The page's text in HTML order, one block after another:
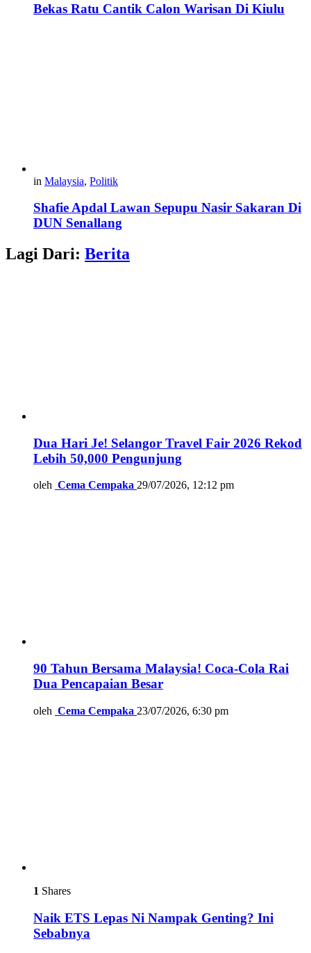
Bekas Ratu Cantik Calon Warisan Di Kiulu
in Malaysia, Politik
Shafie Apdal Lawan Sepupu Nasir Sakaran Di
DUN Senallang
Lagi Dari: Berita
Dua Hari Je! Selangor Travel Fair 2026 Rekod
Lebih 50,000 Pengunjung
oleh Cema Cempaka 29/07/2026, 12:12 pm
90 Tahun Bersama Malaysia! Coca-Cola Rai
Dua Pencapaian Besar
oleh Cema Cempaka 23/07/2026, 6:30 pm
1 Shares
Naik ETS Lepas Ni Nampak Genting? Ini
Sebabnya